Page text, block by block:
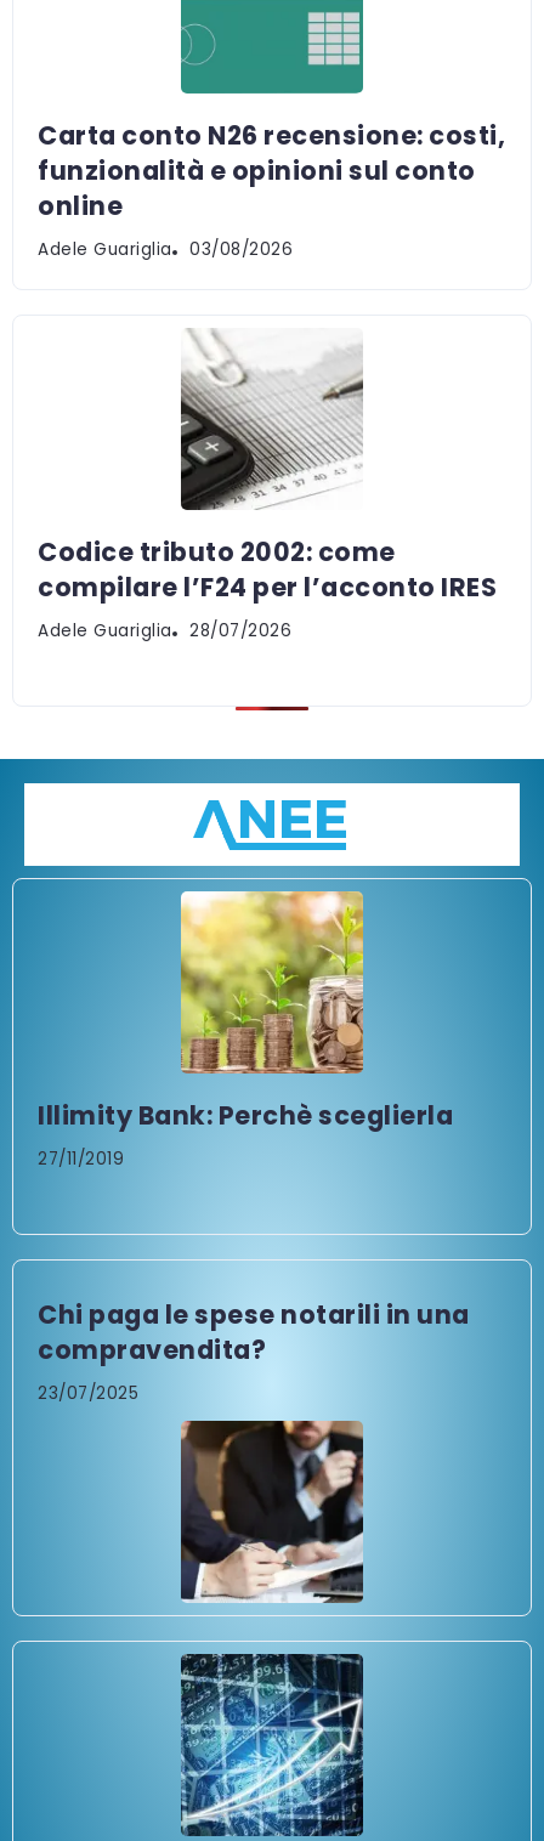
Carta conto N26 recensione: costi,
funzionalità e opinioni sul conto
online
Adele Guariglia 03/08/2026
Codice tributo 2002: come
compilare l’F24 per l’acconto IRES
Adele Guariglia 28/07/2026
Illimity Bank: Perchè sceglierla
27/11/2019
Chi paga le spese notarili in una
compravendita?
23/07/2025